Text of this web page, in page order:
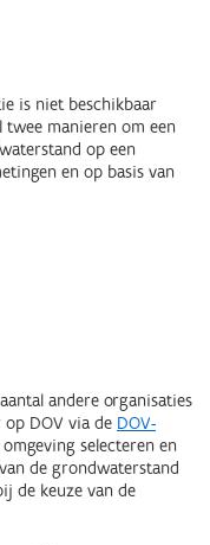
is niet beschikbaar
manieren om een
op een
en op basis van
andere organisaties
DOV via de DOV-
selecteren en
de grondwaterstand
de keuze van de